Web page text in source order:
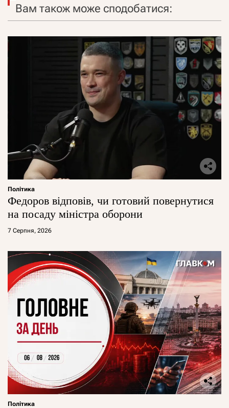
Вам також може сподобатися:
Політика
Федоров відповів, чи готовий повернутися
на посаду міністра оборони
7 Серпня, 2026
Політика